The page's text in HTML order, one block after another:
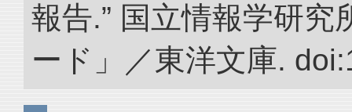
報告.” 国立情報学研
ード」／東洋文庫.